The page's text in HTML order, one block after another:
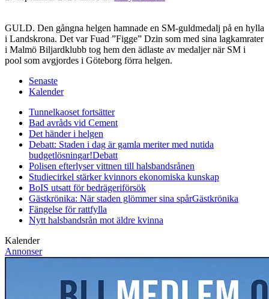
GULD. Den gångna helgen hamnade en SM-guldmedalj på en hylla
i Landskrona. Det var Fuad ”Figge” Dzin som med sina lagkamrater
i Malmö Biljardklubb tog hem den ädlaste av medaljer när SM i
pool som avgjordes i Göteborg förra helgen.
Senaste
Kalender
Tunnelkaoset fortsätter
Bad avråds vid Cement
Det händer i helgen
Debatt: Staden i dag är gamla meriter med nutida
budgetlösningar!Debatt
Polisen efterlyser vittnen till halsbandsrånen
Studiecirkel stärker kvinnors ekonomiska kunskap
BoIS utsatt för bedrägeriförsök
Gästkrönika: När staden glömmer sina spårGästkrönika
Fängelse för rattfylla
Nytt halsbandsrån mot äldre kvinna
Kalender
Annonser